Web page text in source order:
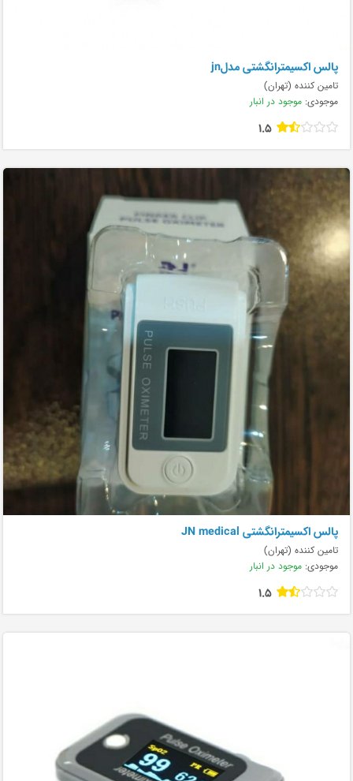
پالس اکسیمترانگشتی مدلjn
تامین کننده (تهران)
موجودی: موجود در انبار
1.5
پالس اکسیمترانگشتی JN medical
تامین کننده (تهران)
موجودی: موجود در انبار
1.5